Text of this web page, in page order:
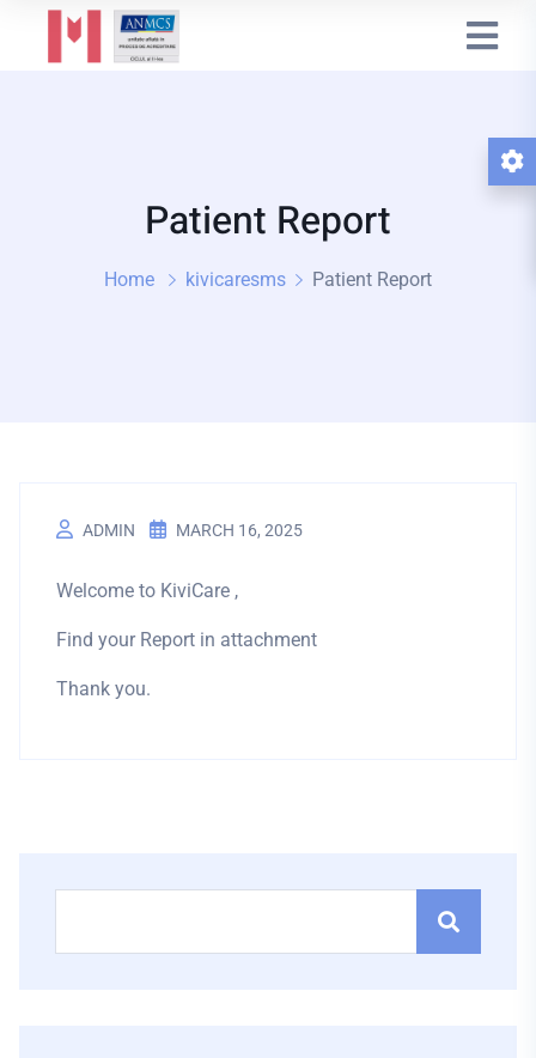
Patient Report
Home kivicaresms Patient Report
ADMIN MARCH 16, 2025
Welcome to KiviCare ,
Find your Report in attachment
Thank you.